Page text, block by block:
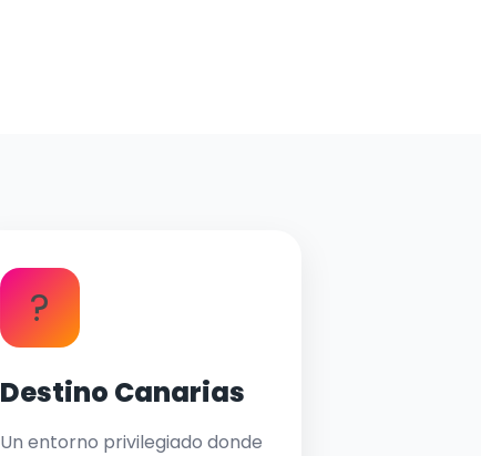
?
Destino Canarias
Un entorno privilegiado donde